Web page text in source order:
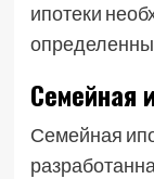
ипотеки
Семейная
Семейная